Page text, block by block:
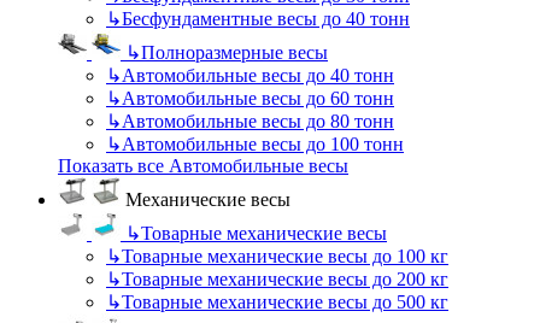
↳Бесфундаментные весы до 40 тонн
↳Полноразмерные весы
↳Автомобильные весы до 40 тонн
↳Автомобильные весы до 60 тонн
↳Автомобильные весы до 80 тонн
↳Автомобильные весы до 100 тонн
Показать все Автомобильные весы
Механические весы
↳Товарные механические весы
↳Товарные механические весы до 100 кг
↳Товарные механические весы до 200 кг
↳Товарные механические весы до 500 кг